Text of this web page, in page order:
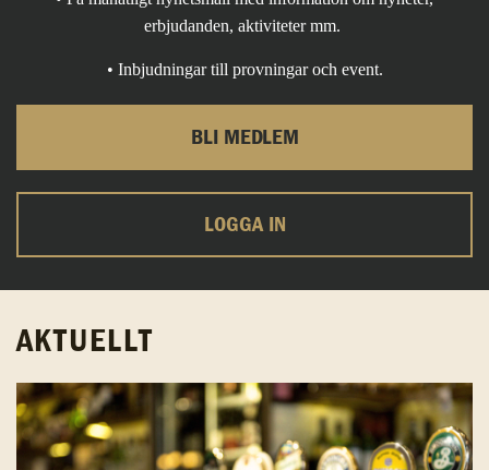
erbjudanden, aktiviteter mm.
• Inbjudningar till provningar och event.
BLI MEDLEM
LOGGA IN
AKTUELLT